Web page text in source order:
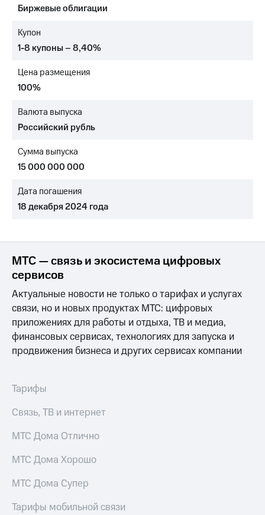
Достижения
Интервью
отчетность
Контакты
Новости
в
и акционерам
Корпоративное
Корпоративный
секретарь
Раскрытие
информации
Информация
акционерам
Документы
ПАО
"МТС"
Собрания
акционеров
капитал
и
Рынок
Описание
Программа
Биржевые облигации
Купон
1-8 купоны – 8,40%
Цена размещения
100%
Валюта выпуска
Российский рубль
Сумма выпуска
15 000 000 000
Дата погашения
18 декабря 2024 года
МТС — связь и экосистема цифровых
сервисов
Актуальные новости не только о тарифах и услугах
связи, но и новых продуктах МТС: цифровых
приложениях для работы и отдыха, ТВ и медиа,
финансовых сервисах, технологиях для запуска и
продвижения бизнеса и других сервисах компании
Тарифы
Связь, ТВ и интернет
МТС Дома Отлично
МТС Дома Хорошо
МТС Дома Супер
Тарифы мобильной связи